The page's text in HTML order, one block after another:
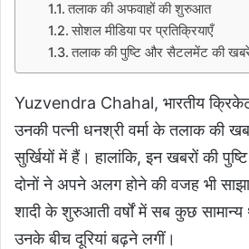
तलाक की अफवाहों की शुरुआत
सोशल मीडिया पर प्रतिक्रियाएँ
तलाक की पुष्टि और सैटलमेंट की
Yuzvendra Chahal, भारतीय
उनकी पत्नी धनश्री वर्मा के तलाक की
सुर्खियों में हैं। हालांकि, इन खबरों की
दोनों ने अपने अलग होने की वजह भी
शादी के शुरुआती वर्षों में सब कुछ सामान्य
उनके बीच दूरियां बढ़ने लगीं।